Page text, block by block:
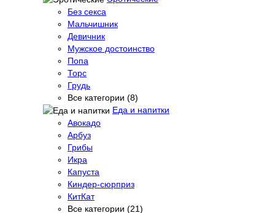
Без секса
Мальчишник
Девичник
Мужское достоинство
Попа
Торс
Грудь
Все категории (8)
Еда и напитки
Авокадо
Арбуз
Грибы
Икра
Капуста
Киндер-сюрприз
КитКат
Все категории (21)